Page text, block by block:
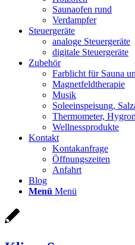
Saunaofen rund
Verdampfer
Steuergeräte
analoge Steuergeräte
digitale Steuergeräte
Zubehör
Farblicht für Sauna
Magnetfeldtherapie
Musik
Soleeinspeisung,
Thermometer,
Wellnessprodukte
Kontakt
Kontakanfrage
Öffnungszeiten
Anfahrt
Blog
Menü Menü